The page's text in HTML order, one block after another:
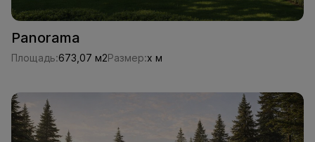
Panorama
Площадь:673,07 м2Размер:x м